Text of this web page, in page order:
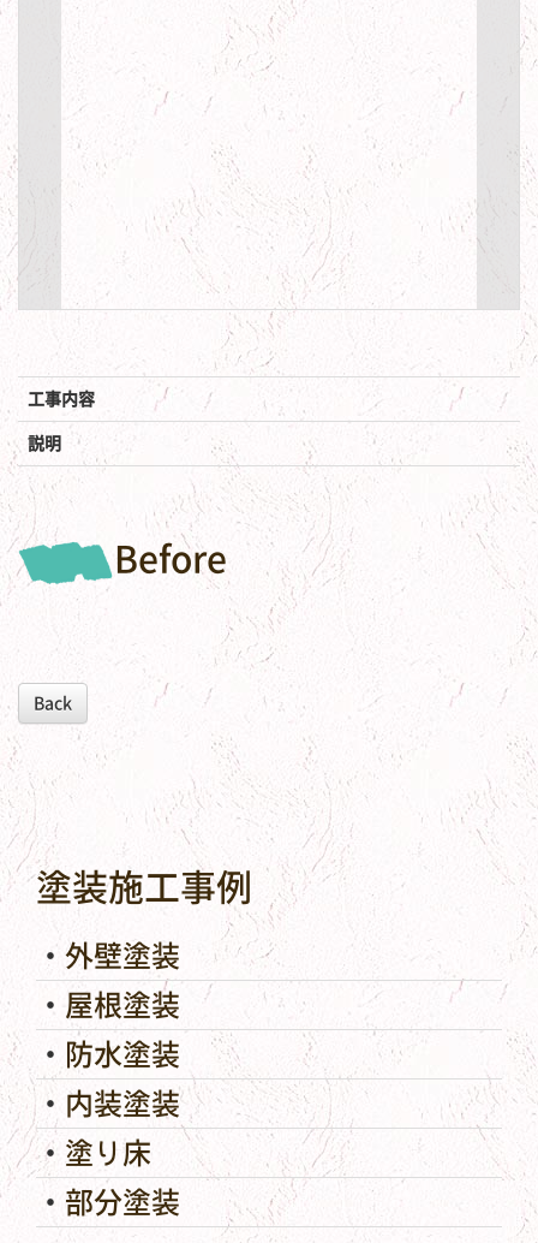
工事内容
説明
Before
Back
塗装施工事例
外壁塗装
屋根塗装
防水塗装
内装塗装
塗り床
部分塗装